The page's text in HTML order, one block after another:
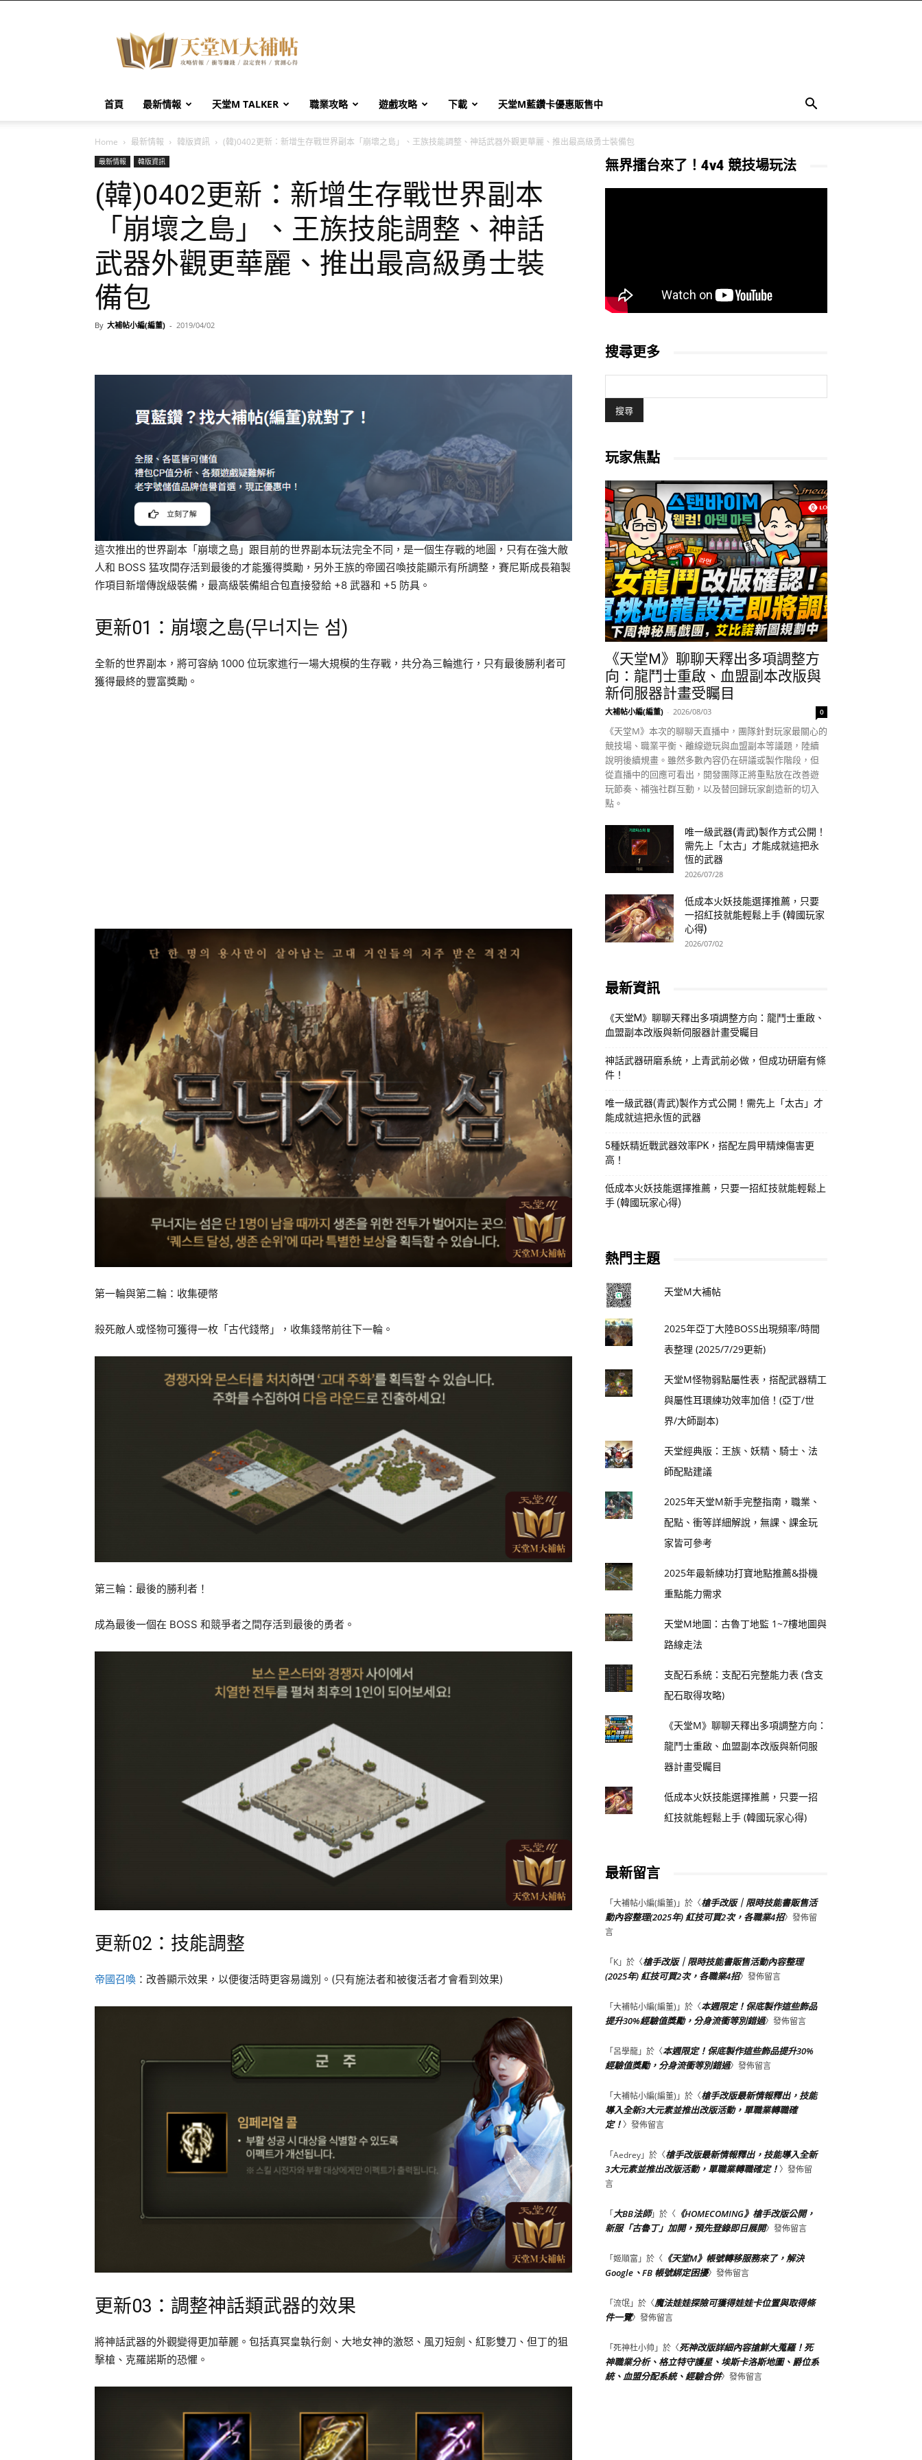
堂
M
大
帖
首頁 最新情報 天堂M TALKER 職業攻略 遊戲攻略 下載 天堂M藍鑽卡優惠販售中
Home 最新情報 韓版資訊 (韓)0402更新：新增生存戰世界副本「崩壞之島」、王族技能調整、神話武器外觀更華麗、推出最高級勇士裝備包
最新情報 韓版資訊
(韓)0402更新：新增生存戰世界副本
「崩壞之島」、王族技能調整、神話
武器外觀更華麗、推出最高級勇士裝
備包
By 大補帖小編(編董) - 2019/04/02
這次推出的世界副本「崩壞之島」跟目前的世界副本玩法完全不同，是一個生存戰的地圖，只有在強大敵
人和 BOSS 猛攻間存活到最後的才能獲得獎勵，另外王族的帝國召喚技能顯示有所調整，賽尼斯成長箱製
作項目新增傳說級裝備，最高級裝備組合包直接發給 +8 武器和 +5 防具。
更新01：崩壞之島(무너지는 섬)
全新的世界副本，將可容納 1000 位玩家進行一場大規模的生存戰，共分為三輪進行，只有最後勝利者可
獲得最終的豐富獎勵。
第一輪與第二輪：收集硬幣
殺死敵人或怪物可獲得一枚「古代錢幣」，收集錢幣前往下一輪。
第三輪：最後的勝利者！
成為最後一個在 BOSS 和競爭者之間存活到最後的勇者。
更新02：技能調整
帝國召喚 ：改善顯示效果，以便復活時更容易識別。(只有施法者和被復活者才會看到效果)
更新03：調整神話類武器的效果
將神話武器的外觀變得更加華麗。包括真冥皇執行劍、大地女神的激怒、風刃短劍、紅影雙刀、但丁的狙
擊槍、克羅諾斯的恐懼。
無界擂台來了！4v4 競技場玩法
搜尋更多
玩家焦點
《天堂M》聊聊天釋出多項調整方
向：龍鬥士重啟、血盟副本改版與
新伺服器計畫受矚目
大補帖小編(編董) - 2026/08/03 0
《天堂M》本次的聊聊天直播中，團隊針對玩家最關心的
競技場、職業平衡、離線遊玩與血盟副本等議題，陸續
說明後續規畫。雖然多數內容仍在研議或製作階段，但
從直播中的回應可看出，開發團隊正將重點放在改善遊
玩節奏、補強社群互動，以及替回歸玩家創造新的切入
點。
唯一級武器(青武)製作方式公開！
需先上「太古」才能成就這把永
恆的武器
2026/07/28
低成本火妖技能選擇推薦，只要
一招紅技就能輕鬆上手 (韓國玩家
心得)
2026/07/02
最新資訊
《天堂M》聊聊天釋出多項調整方向：龍鬥士重啟、
血盟副本改版與新伺服器計畫受矚目
神話武器研磨系統，上青武前必做，但成功研磨有條
件！
唯一級武器(青武)製作方式公開！需先上「太古」才
能成就這把永恆的武器
5種妖精近戰武器效率PK，搭配左肩甲精煉傷害更
高！
低成本火妖技能選擇推薦，只要一招紅技就能輕鬆上
手 (韓國玩家心得)
熱門主題
天堂M大補帖
2025年亞丁大陸BOSS出現頻率/時間
表整理 (2025/7/29更新)
天堂M怪物弱點屬性表，搭配武器精工
與屬性耳環練功效率加倍！(亞丁/世
界/大師副本)
天堂經典版：王族、妖精、騎士、法
師配點建議
2025年天堂M新手完整指南，職業、
配點、衝等詳細解說，無課、課金玩
家皆可參考
2025年最新練功打寶地點推薦&掛機
重點能力需求
天堂M地圖：古魯丁地監 1~7樓地圖與
路線走法
支配石系統：支配石完整能力表 (含支
配石取得攻略)
《天堂M》聊聊天釋出多項調整方向：
龍鬥士重啟、血盟副本改版與新伺服
器計畫受矚目
低成本火妖技能選擇推薦，只要一招
紅技就能輕鬆上手 (韓國玩家心得)
最新留言
「大補帖小編(編董) 」於〈槍手改版｜限時技能書販售活
動內容整理(2025年) 紅技可買2次，各職業4招〉發佈留
言
「K」於〈槍手改版｜限時技能書販售活動內容整理
(2025年) 紅技可買2次，各職業4招〉發佈留言
「大補帖小編(編董) 」於〈本週限定！保底製作這些飾品
提升30%經驗值獎勵，分身流衝等別錯過〉發佈留言
「呂學龍」於〈本週限定！保底製作這些飾品提升30%
經驗值獎勵，分身流衝等別錯過〉發佈留言
「大補帖小編(編董) 」於〈槍手改版最新情報釋出，技能
導入全新3大元素並推出改版活動，單職業轉職確
定！〉發佈留言
「Aedrey」於〈槍手改版最新情報釋出，技能導入全新
3大元素並推出改版活動，單職業轉職確定！〉發佈留
言
「大BB法師」於〈 《HOMECOMING》槍手改版公開，
新服「古魯丁」加開，預先登錄即日展開〉發佈留言
「姬順富 」於〈 《天堂M》帳號轉移服務來了，解決
Google、FB 帳號綁定困擾〉發佈留言
「流氓」於〈魔法娃娃探險可獲得娃娃卡位置與取得條
件一覽〉發佈留言
「死神杜小帅 」於〈死神改版詳細內容搶鮮大蒐羅！死
神職業分析、格立特守護星、埃斯卡洛斯地圖、爵位系
統、血盟分配系統、經驗合併〉發佈留言